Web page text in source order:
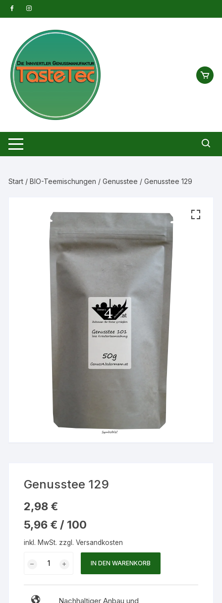
Zum
Inhalt
Start /BIO-Teemischungen /Genusstee / Genusstee 129
Genusstee 129
2,98 €
5,96 € / 100
inkl. MwSt. zzgl.Versandkosten
IN DEN WARENKORB
Nachhaltiger Anbau und